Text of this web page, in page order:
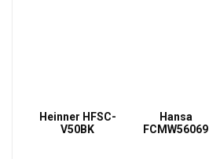
Heinner HFSC-
V50BK
Hansa
FCMW56069